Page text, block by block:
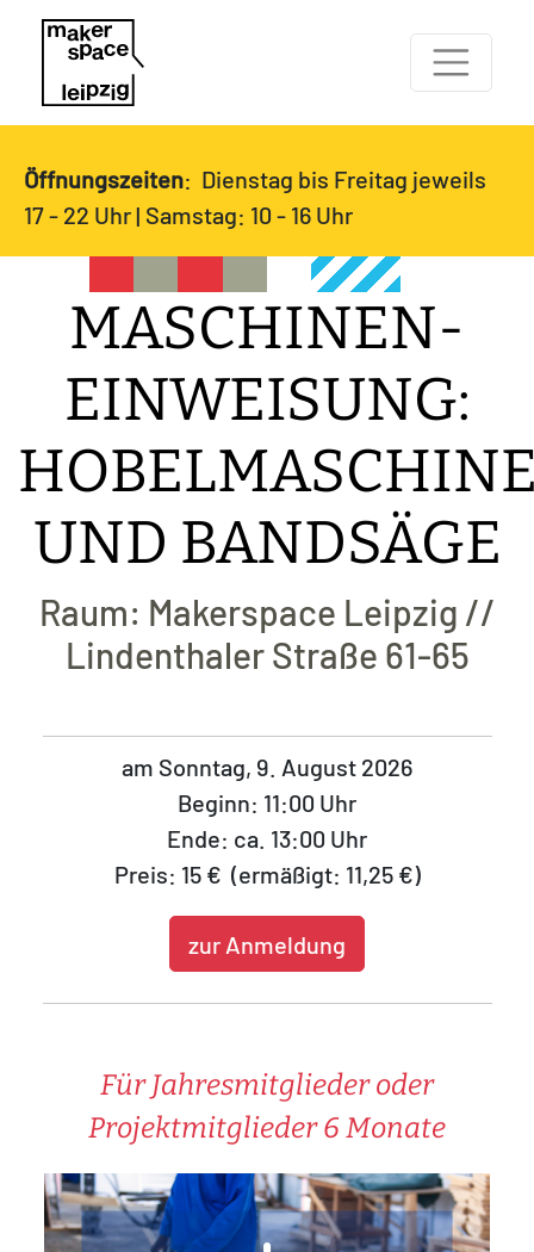
Öffnungszeiten: Dienstag bis Freitag jeweils
17 - 22 Uhr | Samstag: 10 - 16 Uhr
MASCHINEN-
EINWEISUNG:
UND BANDSÄGE
Raum: Makerspace Leipzig //
Lindenthaler Straße 61-65
am Sonntag, 9. August 2026
Beginn: 11:00 Uhr
Ende: ca. 13:00 Uhr
Preis: 15 € (ermäßigt: 11,25 €)
zur Anmeldung
Für Jahresmitglieder oder
Projektmitglieder 6 Monate